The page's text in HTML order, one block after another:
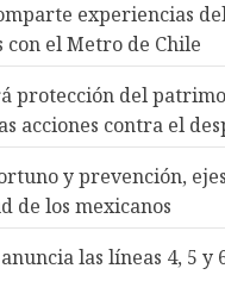
experiencias
con el Metro de Chile
protección del
acciones contra el
y prevención,
de los mexicanos
las líneas 4, 5 y